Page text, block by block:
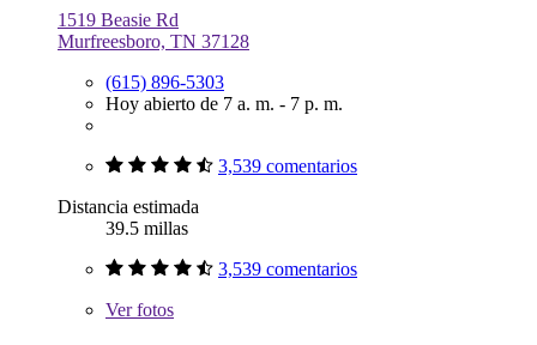
1519 Beasie Rd
Murfreesboro, TN 37128
(615) 896-5303
Hoy abierto de 7 a. m. - 7 p. m.
3,539 comentarios
Distancia estimada
39.5 millas
3,539 comentarios
Verfotos